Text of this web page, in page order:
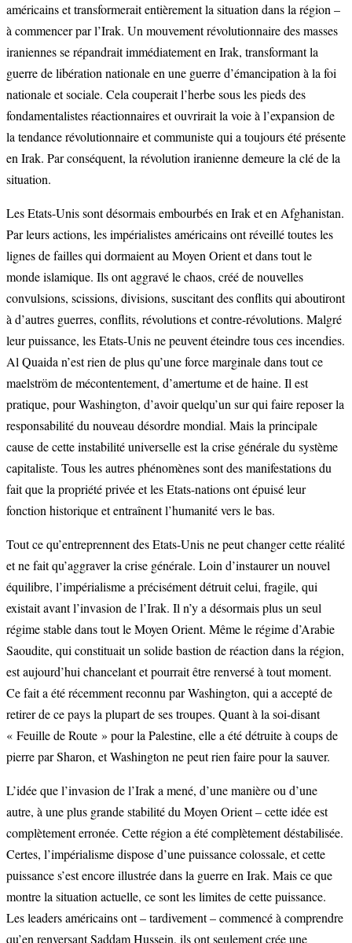
américains et transformerait entièrement la situation dans la région –
à commencer par l’Irak. Un mouvement révolutionnaire des masses
iraniennes se répandrait immédiatement en Irak, transformant la
guerre de libération nationale en une guerre d’émancipation à la foi
nationale et sociale. Cela couperait l’herbe sous les pieds des
fondamentalistes réactionnaires et ouvrirait la voie à l’expansion de
la tendance révolutionnaire et communiste qui a toujours été présente
en Irak. Par conséquent, la révolution iranienne demeure la clé de la
situation.
Les Etats-Unis sont désormais embourbés en Irak et en Afghanistan.
Par leurs actions, les impérialistes américains ont réveillé toutes les
lignes de failles qui dormaient au Moyen Orient et dans tout le
monde islamique. Ils ont aggravé le chaos, créé de nouvelles
convulsions, scissions, divisions, suscitant des conflits qui aboutiront
à d’autres guerres, conflits, révolutions et contre-révolutions. Malgré
leur puissance, les Etats-Unis ne peuvent éteindre tous ces incendies.
Al Quaida n’est rien de plus qu’une force marginale dans tout ce
maelström de mécontentement, d’amertume et de haine. Il est
pratique, pour Washington, d’avoir quelqu’un sur qui faire reposer la
responsabilité du nouveau désordre mondial. Mais la principale
cause de cette instabilité universelle est la crise générale du système
capitaliste. Tous les autres phénomènes sont des manifestations du
fait que la propriété privée et les Etats-nations ont épuisé leur
fonction historique et entraînent l’humanité vers le bas.
Tout ce qu’entreprennent des Etats-Unis ne peut changer cette réalité
et ne fait qu’aggraver la crise générale. Loin d’instaurer un nouvel
équilibre, l’impérialisme a précisément détruit celui, fragile, qui
existait avant l’invasion de l’Irak. Il n’y a désormais plus un seul
régime stable dans tout le Moyen Orient. Même le régime d’Arabie
Saoudite, qui constituait un solide bastion de réaction dans la région,
est aujourd’hui chancelant et pourrait être renversé à tout moment.
Ce fait a été récemment reconnu par Washington, qui a accepté de
retirer de ce pays la plupart de ses troupes. Quant à la soi-disant
« Feuille de Route » pour la Palestine, elle a été détruite à coups de
pierre par Sharon, et Washington ne peut rien faire pour la sauver.
L’idée que l’invasion de l’Irak a mené, d’une manière ou d’une
autre, à une plus grande stabilité du Moyen Orient – cette idée est
complètement erronée. Cette région a été complètement déstabilisée.
Certes, l’impérialisme dispose d’une puissance colossale, et cette
puissance s’est encore illustrée dans la guerre en Irak. Mais ce que
montre la situation actuelle, ce sont les limites de cette puissance.
Les leaders américains ont – tardivement – commencé à comprendre
qu’en renversant Saddam Hussein, ils ont seulement crée une